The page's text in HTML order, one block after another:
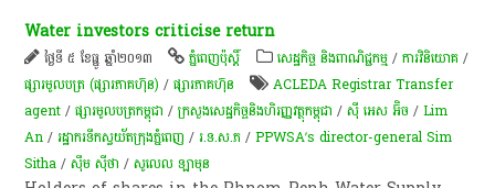
Water investors criticise return
ថ្ងៃទី ៥ ខែធ្នូ ឆ្នាំ២០១៣ ភ្នំពេញប៉ុស្តិ៍ សេដ្ឋកិច្ច និងពាណិជ្ជកម្ម /ការវិនិយោគ /
ផ្សារមូលបត្រ (ផ្សារភាគហ៊ុន) /ផ្សារភាគហ៊ុន
ACLEDA Registrar Transfer
agent /ផ្សារមូលបត្រកម្ពុជា /ក្រសួងសេដ្ឋកិច្ចនិងហិរញ្ញវត្ថុកម្ពុជា /ស៊ី អេស​ អ៊ិច /Lim
An /រដ្ឋា​ករទឹកស្វយ័តក្រុងភ្នំពេញ /រ.ទ.ស.ភ /PPWSA’s director-general Sim
Sitha /ស៊ឹម ស៊ីថា /​សូលេល​ ឡាមុន​